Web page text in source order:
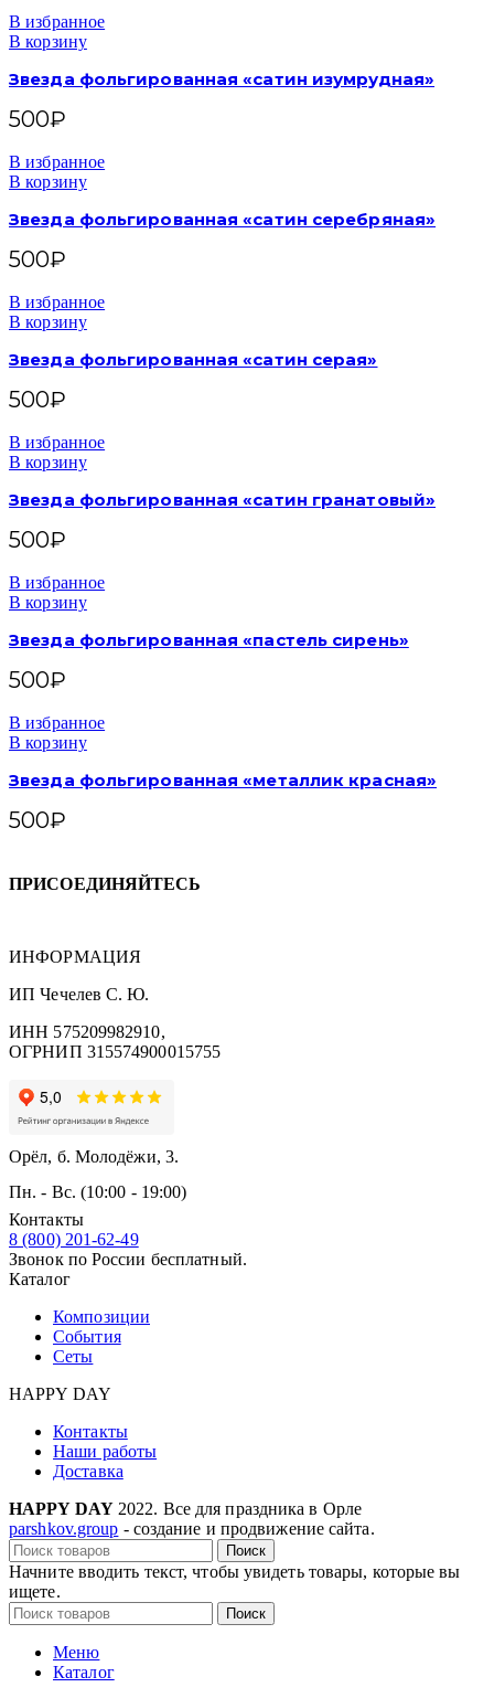
В избранное
В корзину
Звезда фольгированная «сатин изумрудная»
500₽
В избранное
В корзину
Звезда фольгированная «сатин серебряная»
500₽
В избранное
В корзину
Звезда фольгированная «сатин серая»
500₽
В избранное
В корзину
Звезда фольгированная «сатин гранатовый»
500₽
В избранное
В корзину
Звезда фольгированная «пастель сирень»
500₽
В избранное
В корзину
Звезда фольгированная «металлик красная»
500₽
ПРИСОЕДИНЯЙТЕСЬ
ИНФОРМАЦИЯ
ИП Чечелев С. Ю.
ИНН 575209982910,
ОГРНИП 315574900015755
Орёл, б. Молодёжи, 3.
Пн. - Вс. (10:00 - 19:00)
Контакты
8 (800) 201-62-49
Звонок по России бесплатный.
Каталог
Композиции
События
Сеты
HAPPY DAY
Контакты
Наши работы
Доставка
HAPPY DAY 2022. Все для праздника в Орле
parshkov.group - создание и продвижение сайта.
Поиск
Начните вводить текст, чтобы увидеть товары, которые вы
ищете.
Поиск
Меню
Каталог